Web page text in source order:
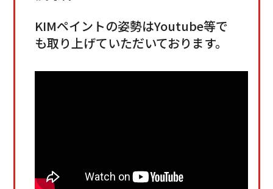
KIMペイントの姿勢はYoutube等で
も取り上げていただいております。